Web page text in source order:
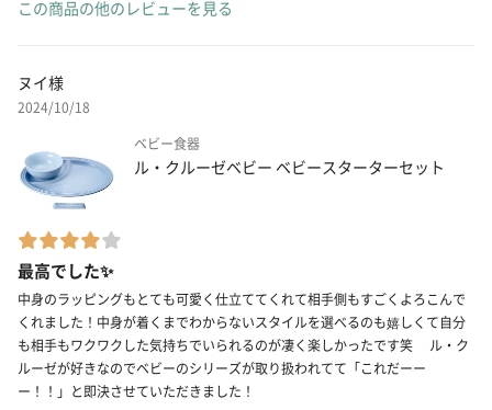
この商品の他のレビューを見る
ヌイ様
2024/10/18
ベビー食器
ル・クルーゼベビー ベビースターターセット
最高でした✨
中身のラッピングもとても可愛く仕立ててくれて相手側もすごくよろこんで
くれました！中身が着くまでわからないスタイルを選べるのも嬉しくて自分
も相手もワクワクした気持ちでいられるのが凄く楽しかったです笑 ル・ク
ルーゼが好きなのでベビーのシリーズが取り扱われてて「これだーー
ー！！」と即決させていただきました！